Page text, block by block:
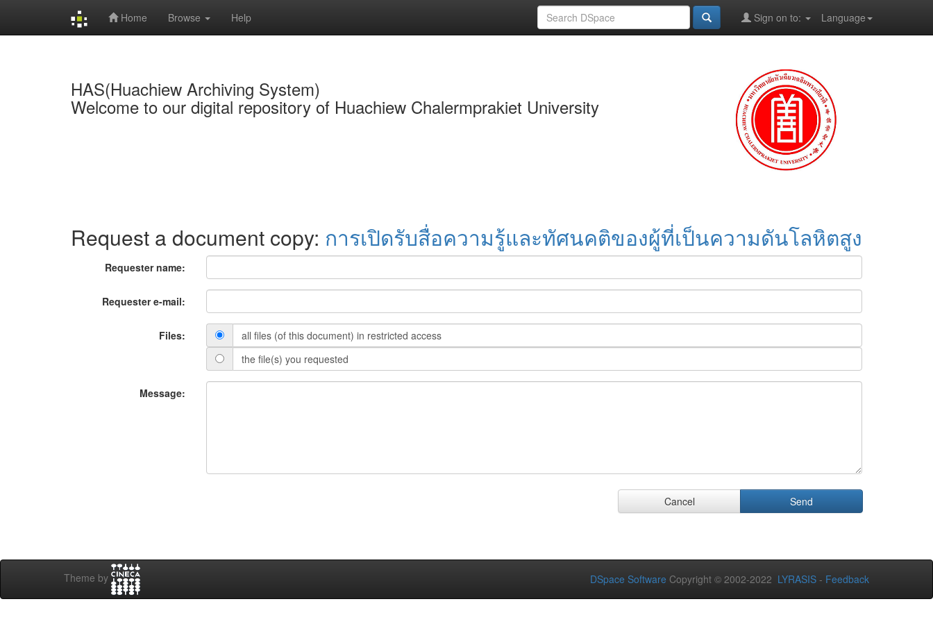
Home Browse Help Language
Sign on to:
HAS(Huachiew Archiving System)
Welcome to our digital repository of Huachiew Chalermprakiet University
Request a document copy: การเปิดรับสื่อความรู้และทัศนคติของผู้ที่เป็นความดันโลหิตสูง
Requester name:
Requester e-mail:
Files:
all files (of this document) in restricted access
the file(s) you requested
Message:
Cancel Send
Theme by DSpace Software Copyright © 2002-2022 LYRASIS - Feedback